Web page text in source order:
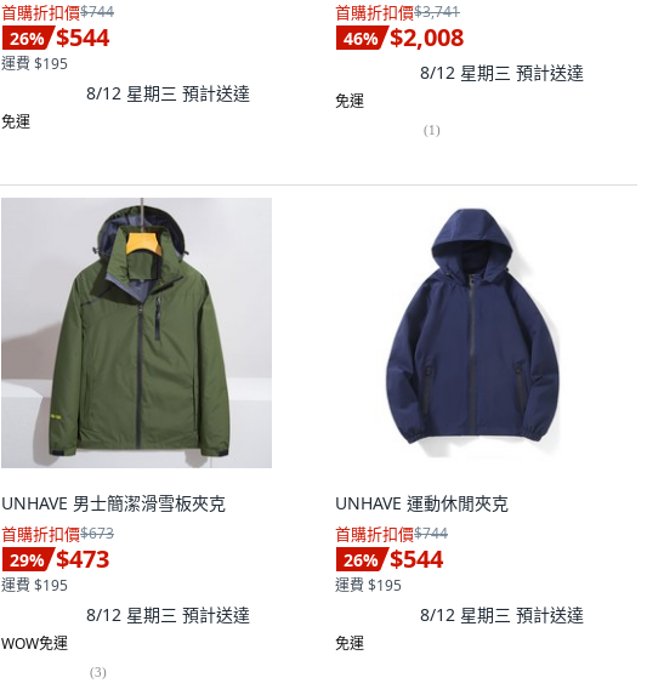
首購折扣價$744
26% $544
運費 $195
8/12 星期三 預計送達
免運
首購折扣價$3,741
46% $2,008
8/12 星期三 預計送達
免運
(1)
UNHAVE 男士簡潔滑雪板夾克
首購折扣價$673
29% $473
運費 $195
8/12 星期三 預計送達
WOW免運
(3)
UNHAVE 運動休閒夾克
首購折扣價$744
26% $544
運費 $195
8/12 星期三 預計送達
免運